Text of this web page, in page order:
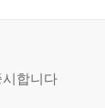
합니다